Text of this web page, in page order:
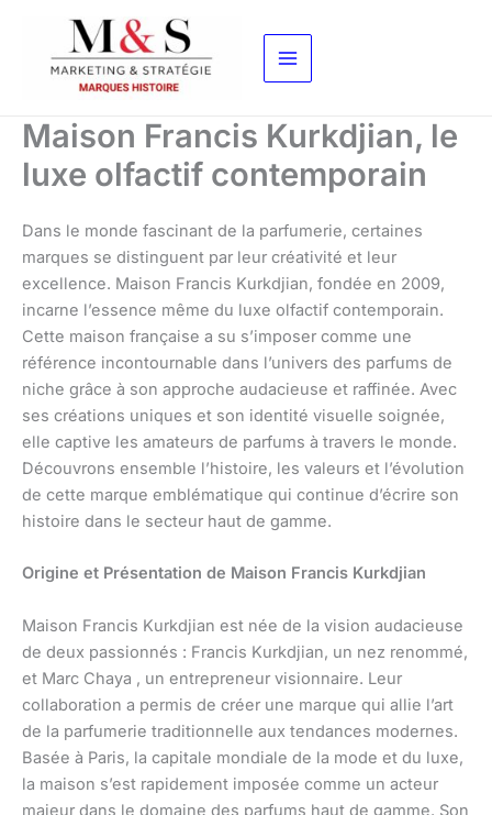
contenu
Maison Francis Kurkdjian, le
luxe olfactif contemporain
Dans le monde fascinant de la parfumerie, certaines
marques se distinguent par leur créativité et leur
excellence. Maison Francis Kurkdjian, fondée en 2009,
incarne l’essence même du luxe olfactif contemporain.
Cette maison française a su s’imposer comme une
référence incontournable dans l’univers des parfums de
niche grâce à son approche audacieuse et raffinée. Avec
ses créations uniques et son identité visuelle soignée,
elle captive les amateurs de parfums à travers le monde.
Découvrons ensemble l’histoire, les valeurs et l’évolution
de cette marque emblématique qui continue d’écrire son
histoire dans le secteur haut de gamme.
Origine et Présentation de Maison Francis Kurkdjian
Maison Francis Kurkdjian est née de la vision audacieuse
de deux passionnés : Francis Kurkdjian, un nez renommé,
et Marc Chaya , un entrepreneur visionnaire. Leur
collaboration a permis de créer une marque qui allie l’art
de la parfumerie traditionnelle aux tendances modernes.
Basée à Paris, la capitale mondiale de la mode et du luxe,
la maison s’est rapidement imposée comme un acteur
majeur dans le domaine des parfums haut de gamme. Son